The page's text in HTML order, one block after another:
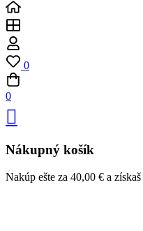
0
0
Nákupný košík
Nakúp ešte za 40,00 € a získaš